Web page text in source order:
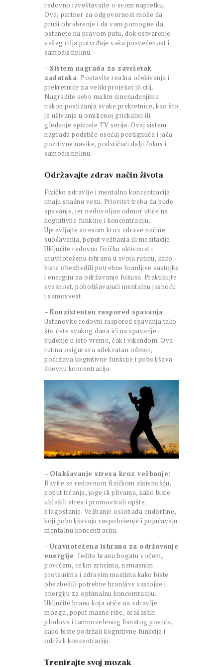
redovno izveštavajte o svom napretku.
Ovaj partner za odgovornost može da
pruži ohrabrenje i da vam pomogne da
ostanete na pravom putu, dok ostvarenje
vašeg cilja potvrđuje vašu posvećenost i
samodisciplinu.
– Sistem nagrada za završetak
zadataka: Postavite realna očekivanja i
prekretnice za veliki projekat ili cilj.
Nagradite sebe malim iznenađenjima
nakon postizanja svake prekretnice, kao što
je uživanje u omiljenoj grickalici ili
gledanje epizode TV serije. Ovaj sistem
nagrada podstiče osećaj postignuća i jača
pozitivne navike, podstičući dalji fokus i
samodisciplinu.
Održavajte zdrav način života
Fizičko zdravlje i mentalna koncentracija
imaju snažnu vezu. Prioritet treba da bude
spavanje, jer nedovoljan odmor utiče na
kognitivne funkcije i koncentraciju.
Upravljajte stresom kroz zdrave načine
suočavanja, poput vežbanja ili meditacije.
Uključite redovnu fizičku aktivnost i
uravnoteženu ishranu u svoju rutinu, kako
biste obezbedili potrebne hranljive sastojke
i energiju za održavanje fokusa. Praktikujte
svesnost, poboljšavajući mentalnu jasnoću
i samosvest.
– Konzistentan raspored spavanja:
Ustanovite redovni raspored spavanja tako
što ćete svakog dana ići na spavanje i
buđenje u isto vreme, čak i vikendom. Ova
rutina osigurava adekvatan odmor,
podržava kognitivne funkcije i poboljšava
dnevnu koncentraciju.
– Olakšavanje stresa kroz vežbanje:
Bavite se redovnom fizičkom aktivnošću,
poput trčanja, joge ili plivanja, kako biste
ublažili stres i promovisali opšte
blagostanje. Vežbanje oslobađa endorfine,
koji poboljšavaju raspoloženje i pojačavaju
mentalnu koncentraciju.
– Uravnotežena ishrana za održavanje
energije: Jedite hranu bogatu voćem,
povrćem, celim zrncima, nemasnim
proteinima i zdravim mastima kako biste
obezbedili potrebne hranljive sastojke i
energiju za optimalnu koncentraciju.
Uključite hranu koja utiče na zdravlje
mozga, poput masne ribe, orašastih
plodova i tamnozelenog lisnatog povrća,
kako biste podržali kognitivne funkcije i
održali koncentraciju.
Trenirajte svoj mozak